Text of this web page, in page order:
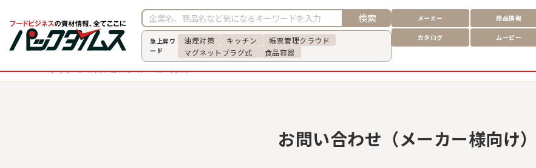
検索
急上昇ワ
ード
油煙対策 キッチン
帳票管理クラウド
マグネットプラグ式
食品容器
メーカー 商品情報
カタログ ムービー
トップ お問い合わせ（メーカー向け）
お問い合わせ（メーカー様向け）